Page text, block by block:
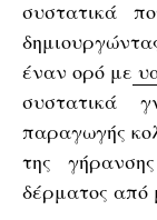
συστατικά
έναν ορό με
συστατικά
παραγωγής
της
δέρματος από